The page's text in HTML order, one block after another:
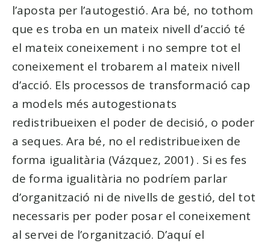
l’aposta per l’autogestió. Ara bé, no tothom
que es troba en un mateix nivell d’acció té
el mateix coneixement i no sempre tot el
coneixement el trobarem al mateix nivell
d’acció. Els processos de transformació cap
a models més autogestionats
redistribueixen el poder de decisió, o poder
a seques. Ara bé, no el redistribueixen de
forma igualitària (Vázquez, 2001) . Si es fes
de forma igualitària no podríem parlar
d’organització ni de nivells de gestió, del tot
necessaris per poder posar el coneixement
al servei de l’organització. D’aquí el